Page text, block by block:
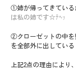
①姉が帰ってきている
は私の姉です☆ﾃﾍｯ
②クローゼットの中を
を全部外に出している
上記2点の理由により